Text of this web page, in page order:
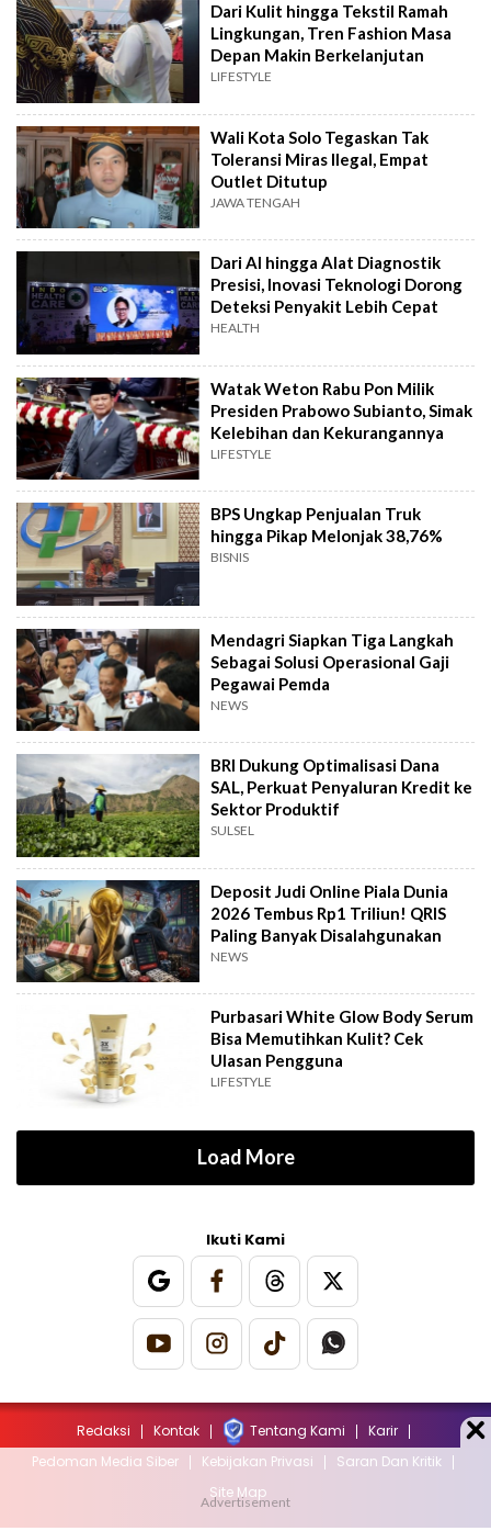
Dari Kulit hingga Tekstil Ramah
Lingkungan, Tren Fashion Masa
Depan Makin Berkelanjutan
LIFESTYLE
Wali Kota Solo Tegaskan Tak
Toleransi Miras Ilegal, Empat
Outlet Ditutup
JAWA TENGAH
Dari AI hingga Alat Diagnostik
Presisi, Inovasi Teknologi Dorong
Deteksi Penyakit Lebih Cepat
HEALTH
Watak Weton Rabu Pon Milik
Presiden Prabowo Subianto, Simak
Kelebihan dan Kekurangannya
LIFESTYLE
BPS Ungkap Penjualan Truk
hingga Pikap Melonjak 38,76%
BISNIS
Mendagri Siapkan Tiga Langkah
Sebagai Solusi Operasional Gaji
Pegawai Pemda
NEWS
BRI Dukung Optimalisasi Dana
SAL, Perkuat Penyaluran Kredit ke
Sektor Produktif
SULSEL
Deposit Judi Online Piala Dunia
2026 Tembus Rp1 Triliun! QRIS
Paling Banyak Disalahgunakan
NEWS
Purbasari White Glow Body Serum
Bisa Memutihkan Kulit? Cek
Ulasan Pengguna
LIFESTYLE
Load More
Ikuti Kami
Redaksi Kontak Tentang Kami
Karir
Pedoman Media Siber
Kebijakan Privasi
Saran Dan Kritik
Site Map